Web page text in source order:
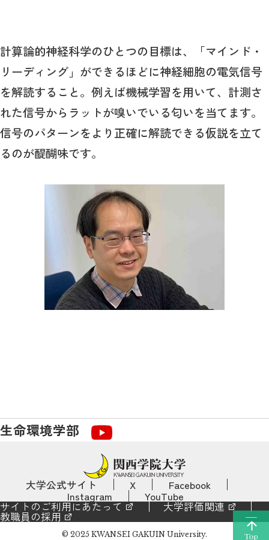
計算論的神経科学のひとつの目標は、「マインド・
リーディング」ができるほどに神経細胞の電気信号
を解読すること。例えば機械学習を用いて、計測さ
れた信号からラットが嗅いでいる匂いを当てます。
信号のパターンをより正確に解読できる仮説を立て
るのが醍醐味です。
生命環境学部
大学公式サイト X Facebook
Instagram YouTube
サイトのご利用にあたって 大学評価関連
教職員の採用
© 2025 KWANSEI GAKUIN University.